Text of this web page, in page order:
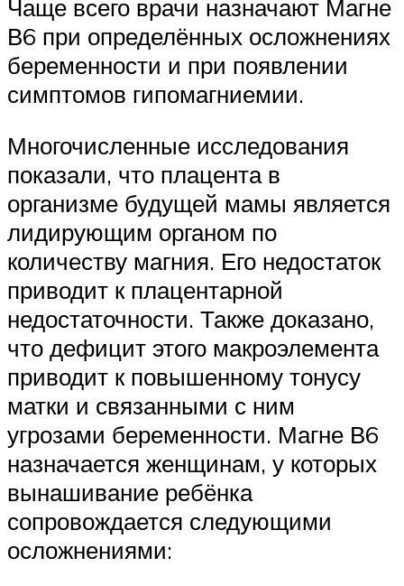
Чаще всего врачи назначают Магне
В6 при определённых осложнениях
беременности и при появлении
симптомов гипомагниемии.
Многочисленные исследования
показали, что плацента в
организме будущей мамы является
лидирующим органом по
количеству магния. Его недостаток
приводит к плацентарной
недостаточности. Также доказано,
что дефицит этого макроэлемента
приводит к повышенному тонусу
матки и связанными с ним
угрозами беременности. Магне В6
назначается женщинам, у которых
вынашивание ребёнка
сопровождается следующими
осложнениями: